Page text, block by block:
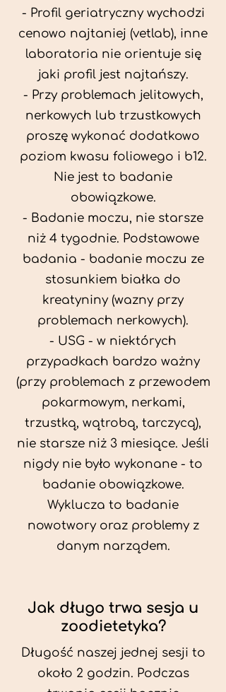
- Profil geriatryczny wychodzi
cenowo najtaniej (vetlab), inne
laboratoria nie orientuje się
jaki profil jest najtańszy.
- Przy problemach jelitowych,
nerkowych lub trzustkowych
proszę wykonać dodatkowo
poziom kwasu foliowego i b12.
Nie jest to badanie
obowiązkowe.
- Badanie moczu, nie starsze
niż 4 tygodnie. Podstawowe
badania - badanie moczu ze
stosunkiem białka do
kreatyniny (wazny przy
problemach nerkowych).
- USG - w niektórych
przypadkach bardzo ważny
(przy problemach z przewodem
pokarmowym, nerkami,
trzustką, wątrobą, tarczycą),
nie starsze niż 3 miesiące. Jeśli
nigdy nie było wykonane - to
badanie obowiązkowe.
Wyklucza to badanie
nowotwory oraz problemy z
danym narządem.
Jak długo trwa sesja u
zoodietetyka?
Długość naszej jednej sesji to
około 2 godzin. Podczas